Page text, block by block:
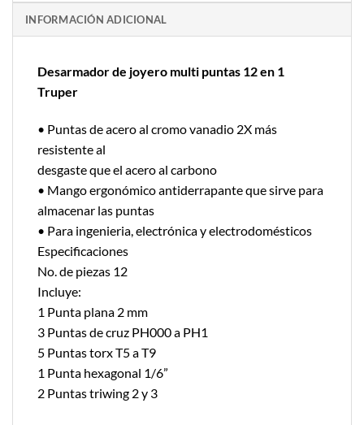
INFORMACIÓN ADICIONAL
Desarmador de joyero multi puntas 12 en 1
Truper
• Puntas de acero al cromo vanadio 2X más
resistente al
desgaste que el acero al carbono
• Mango ergonómico antiderrapante que sirve para
almacenar las puntas
• Para ingenieria, electrónica y electrodomésticos
Especificaciones
No. de piezas 12
Incluye:
1 Punta plana 2 mm
3 Puntas de cruz PH000 a PH1
5 Puntas torx T5 a T9
1 Punta hexagonal 1/6”
2 Puntas triwing 2 y 3